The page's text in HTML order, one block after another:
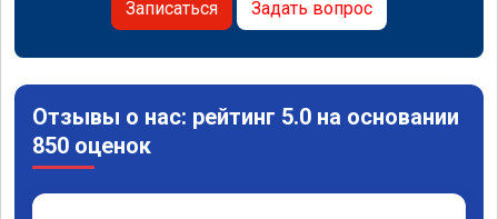
Записаться Задать вопрос
Отзывы о нас: рейтинг 5.0 на основании
850 оценок